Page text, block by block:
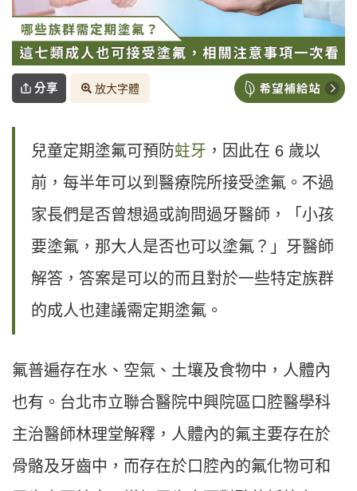
分享 放大字體
兒童定期塗氟可預防蛀牙 ，因此在 6 歲以
前，每半年可以到醫療院所接受塗氟。不過
家長們是否曾想過或詢問過牙醫師，「小孩
要塗氟，那大人是否也可以塗氟？」牙醫師
解答，答案是可以的而且對於一些特定族群
的成人也建議需定期塗氟。
氟普遍存在水、空氣、土壤及食物中，人體內
也有。台北市立聯合醫院中興院區口腔醫學科
主治醫師林理堂解釋，人體內的氟主要存在於
骨骼及牙齒中，而存在於口腔內的氟化物可和